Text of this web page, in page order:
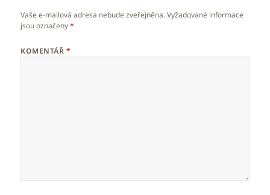
Vaše e-mailová adresa nebude zveřejněna. Vyžadované informace
jsou označeny*
KOMENTÁŘ *